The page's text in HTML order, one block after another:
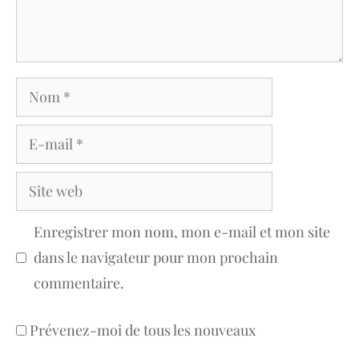
Nom
E-
mail
Site
web
Enregistrer mon nom, mon e-mail et mon site
dans le navigateur pour mon prochain
commentaire.
Prévenez-moi de tous les nouveaux